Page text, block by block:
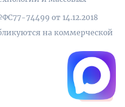
74499 от 14.12.2018
на коммерческой